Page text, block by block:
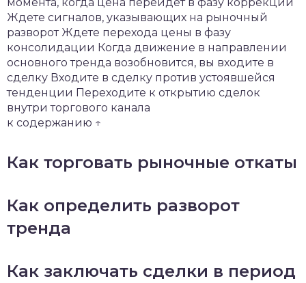
Ждете сигналов, указывающих на рыночный
разворот Ждете перехода цены в фазу
консолидации Когда движение в направлении
основного тренда возобновится, вы входите в
сделку Входите в сделку против устоявшейся
тенденции Переходите к открытию сделок
внутри торгового канала
к содержанию ↑
Как торговать рыночные откаты
Как определить разворот
тренда
Как заключать сделки в период